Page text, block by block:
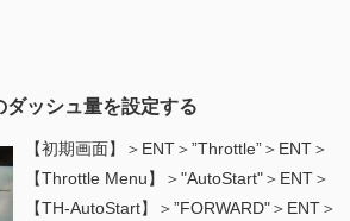
ッシュ量を設定する
【初期画面】＞ENT＞”Throttle”＞ENT＞
【Throttle Menu】＞"AutoStart"＞ENT＞
【TH-AutoStart】＞”FORWARD"＞ENT＞